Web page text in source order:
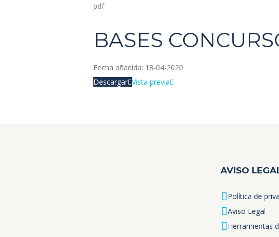
pdf
BASES
Fecha añadida: 18-04-2020
Descargar Vista previa
AVISO
Política de
Aviso Legal
Herramientas